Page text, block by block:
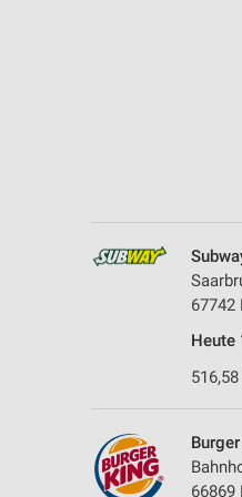
67742
Heute
66869
Geräte anhand von aktiv
Funktional